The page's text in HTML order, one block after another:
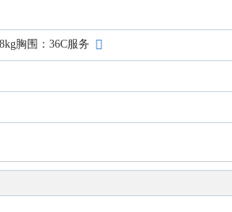
胸围：36C服务